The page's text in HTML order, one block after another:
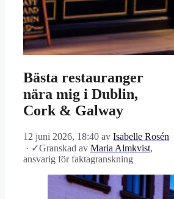
Bästa restauranger
nära mig i Dublin,
Cork & Galway
12 juni 2026, 18:40 av Isabelle Rosén
· ✓Granskad av Maria Almkvist,
ansvarig för faktagranskning